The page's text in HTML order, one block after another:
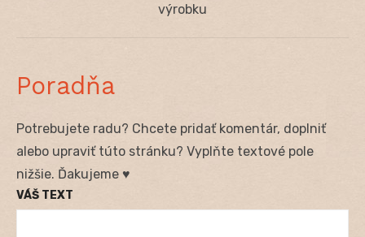
výrobku
Poradňa
Potrebujete radu? Chcete pridať komentár, doplniť
alebo upraviť túto stránku? Vyplňte textové pole
nižšie. Ďakujeme ♥
VÁŠ TEXT